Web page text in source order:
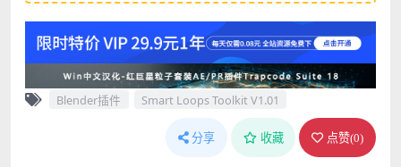
Blender插件 Smart Loops Toolkit V1.01
分享 收藏 点赞(0)